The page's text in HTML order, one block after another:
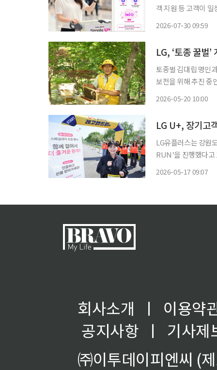
객 지원 등 고객이
2026-07-30 09:59
LG, ‘토종 꿀벌
토종벌 김대립 명인과 함께‘
보전을 위해 추진 중인 ‘
2026-05-20 10:00
LG U+, 장기고
LG유플러스는 강원
RUN’을 진행했다고 17일 밝혔다. 행사는 LG유플러스
2026-05-17 09:07
회사소개 ㅣ
이용약
공지사항
ㅣ
기사제
㈜이투데이피엔씨 (